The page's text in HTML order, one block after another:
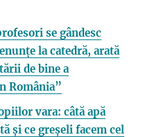
se gândesc
la catedră, arată
de bine a
România”
vara: câtă apă
și ce greșeli facem cel